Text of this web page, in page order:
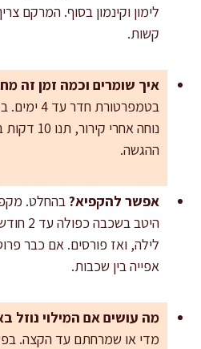
לימון וקינמון בסוף. המרקם
קשות.
איך שומרים וכמה זמן זה
נוחה אחרי
ההגשה.
אפשר להקפיא?בהחלט.
היטב
לילה, ואז פורסים. אם כבר
אפייה בין שכבות.
מה עושים אם המילוי נוזל
מדי או שמרחתם עד הקצה.